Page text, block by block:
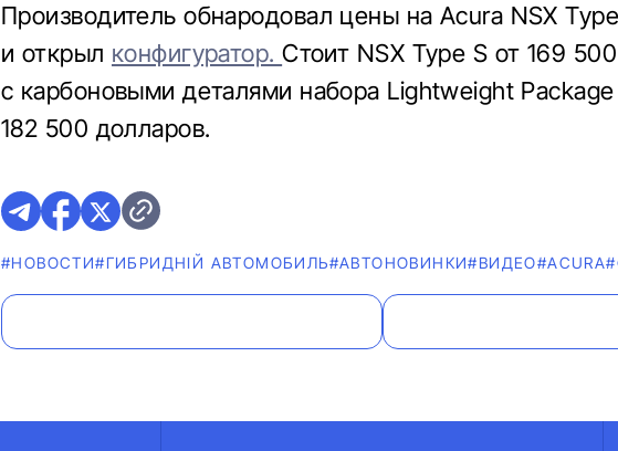
Производитель обнародовал цены на Acura NSX
и открыл конфигуратор.Стоит NSX Type S от 169
с карбоновыми деталями набора Lightweight
182 500 долларов.
#НОВОСТИ#ГИБРИДНІЙ АВТОМОБИЛЬ#AВТОНОВИНКИ#ВИДЕО#ACURA